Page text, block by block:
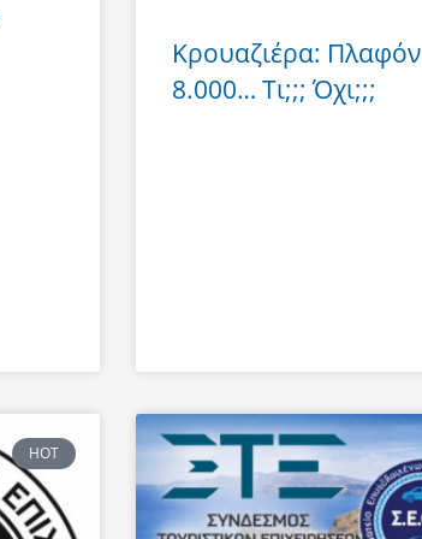
Κρουαζιέρα: Πλαφόν
8.000… Τι;;; Όχι;;;
HOT